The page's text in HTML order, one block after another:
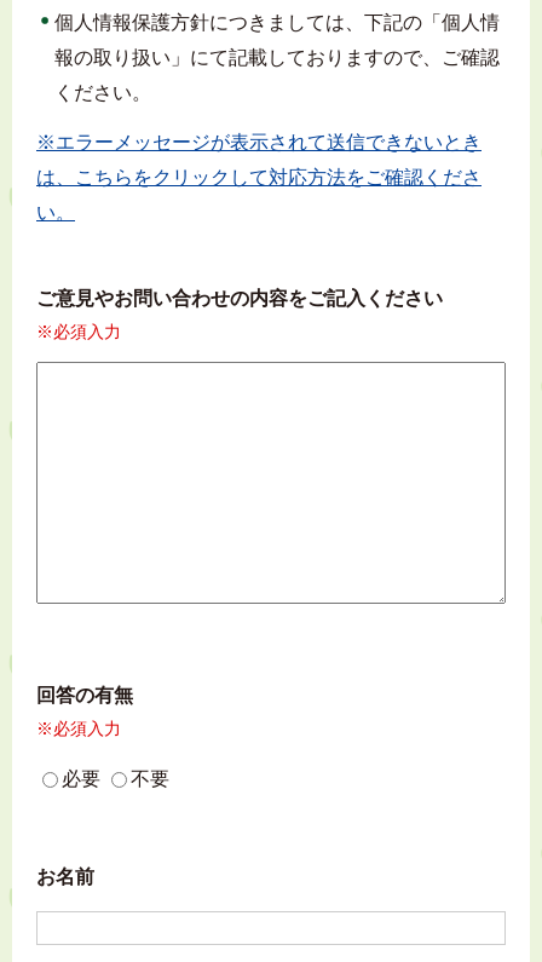
個人情報保護方針につきましては、下記の「個人情
報の取り扱い」にて記載しておりますので、ご確認
ください。
※エラーメッセージが表示されて送信できないとき
は、こちらをクリックして対応方法をご確認くださ
い。
ご意見やお問い合わせの内容をご記入ください
※必須入力
回答の有無
※必須入力
必要 不要
お名前